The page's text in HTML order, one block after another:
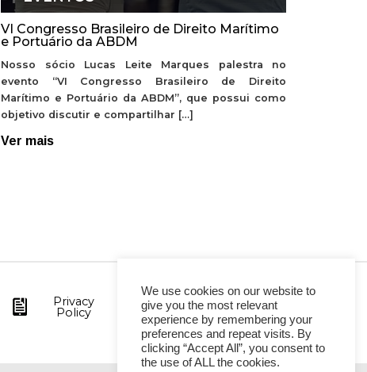
VI Congresso Brasileiro de Direito Marítimo
e Portuário da ABDM
Nosso sócio Lucas Leite Marques palestra no
evento “VI Congresso Brasileiro de Direito
Marítimo e Portuário da ABDM”, que possui como
objetivo discutir e compartilhar […]
Ver mais
Privacy
Policy
We use cookies on our website to
give you the most relevant
experience by remembering your
preferences and repeat visits. By
clicking “Accept All”, you consent to
the use of ALL the cookies.